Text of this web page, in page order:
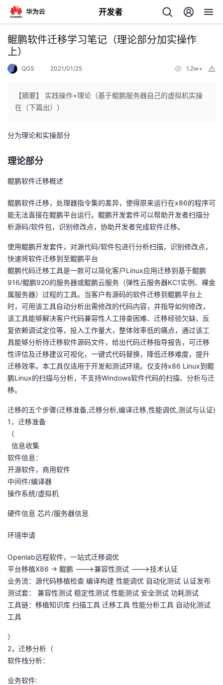
开发者
返
回
主
的
发
我
的
博
客
我
的
论
坛
我
的
圈
我
的
播
我
活
的
注
我
开
者
堂
我
的
程
我
认
的
验
我
收
藏
的
我
支
持
我
的
技
术
支
我
的
云
声
议
鲲鹏软件迁移学习笔记（理论部分加实操作
上）
QGS 2021/01/25 1.2w+
【摘要】 实践操作+理论（基于鲲鹏服务器自己的虚拟机实操
在（下篇出））
分为理论和实操部分
理论部分
鲲鹏软件迁移概述
鲲鹏软件迁移，处理器指令集的差异，使得原来运行在x86的程序可
能无法直接在鲲鹏平台运行。鲲鹏开发套件可以帮助开发者扫描分
析源码/软件包，识别修改点，协助开发者完成软件迁移。
使用鲲鹏开发套件，对源代码/软件包进行分析扫描，识别修改点，
快速将软件迁移到至鲲鹏平台
鲲鹏代码迁移工具是一款可以简化客户Linux应用迁移到基于鲲鹏
916/鲲鹏920的服务器或鲲鹏云服务（弹性云服务器KC1实例、裸金
属服务器）过程的工具。当客户有源码的软件迁移到鲲鹏平台上
时，可用该工具自动分析出需修改的代码内容，并指导如何修改，
该工具能够解决客户代码兼容性人工排查困难、迁移经验欠缺、反
复依赖调试定位等，投入工作量大，整体效率低的痛点，通过该工
具能够分析待迁移软件源码文件，给出代码迁移指导报告，可迁移
性评估及迁移建议可视化，一键式代码替换，降低迁移难度，提升
迁移效率。本工具仅适用于开发和测试环境。仅支持x86 Linux到鲲
鹏Linux的扫描与分析，不支持Windows软件代码的扫描、分析与迁
移。
迁移的五个步骤(迁移准备,迁移分析,编译迁移,性能调优,测试与认证)
1，迁移准备
（
信息收集
软件信息：
开源软件，商用软件
中间件/编译器
操作系统/虚拟机
硬件信息 芯片/服务器信息
环境申请
Openlab远程软件，一站式迁移调优
平台移植X86 -> 鲲鹏 --->兼容性测试 --->技术认证
业务流：源代码移植检查 编译构建 性能调优 自动化测试 认证发布
测试套： 兼容性测试 稳定性测试 性能测试 安全测试 功耗测试
工具链：移植知识库 扫描工具 迁移工具 性能分析工具 自动化测试
工具
）
2，迁移分析（
软件栈分析：
业务软件: